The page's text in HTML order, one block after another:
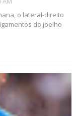
o lateral-direito
do joelho